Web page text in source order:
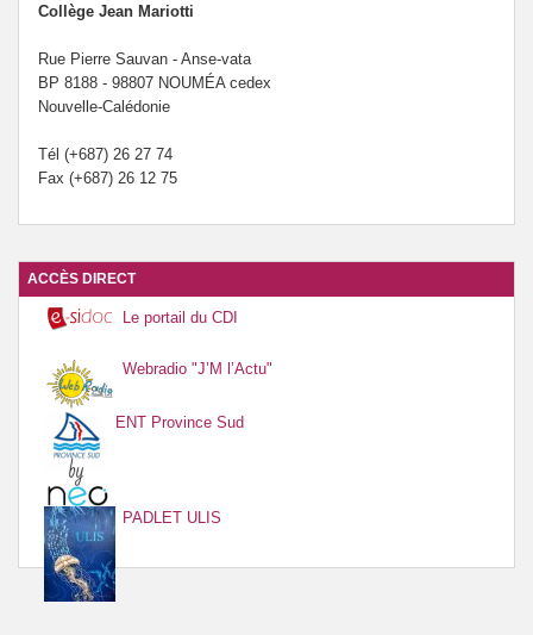
Collège Jean Mariotti
Rue Pierre Sauvan - Anse-vata
BP 8188 - 98807 NOUMÉA cedex
Nouvelle-Calédonie
Tél (+687) 26 27 74
Fax (+687) 26 12 75
ACCÈS DIRECT
Le portail du CDI
Webradio "J’M l’Actu"
ENT Province Sud
PADLET ULIS